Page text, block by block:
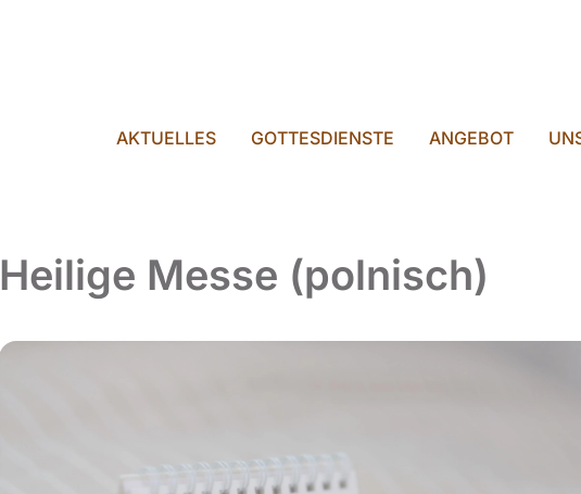
AKTUELLES GOTTESDIENSTE ANGEBOT
Heilige Messe (polnisch)